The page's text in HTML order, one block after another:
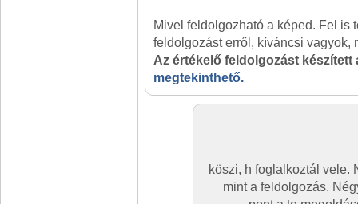
Mivel feldolgozható a képed. Fel is
feldolgozást erről, kíváncsi vagyok,
Az értékelő feldolgozást készített
megtekinthető.
köszi, h foglalkoztál vele.
mint a feldolgozás.